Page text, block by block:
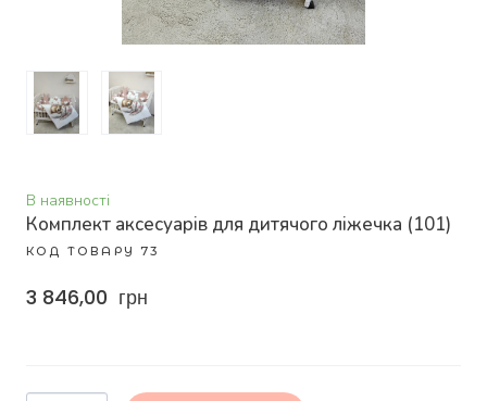
В наявності
Комплект аксесуарів для дитячого ліжечка (101)
КОД ТОВАРУ 73
3 846,00  грн